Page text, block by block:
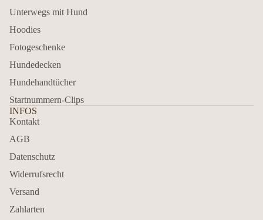
Unterwegs mit Hund
Hoodies
Fotogeschenke
Hundedecken
Hundehandtücher
Startnummern-Clips
INFOS
Kontakt
AGB
Datenschutz
Widerrufsrecht
Versand
Zahlarten